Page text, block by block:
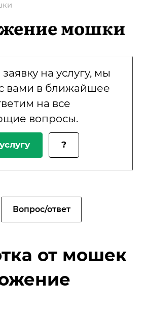
мошки
на услугу, мы
вами в ближайшее
на все
вопросы.
?
Вопрос/ответ
от мошек